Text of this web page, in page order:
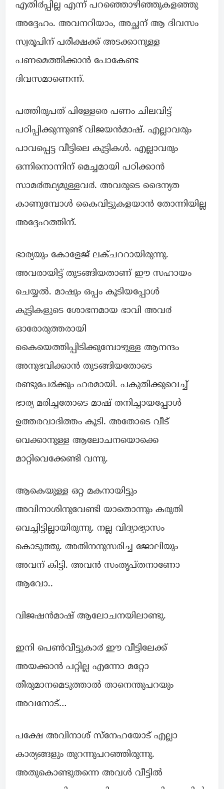
എതി൪പ്പില്ല എന്ന് പറഞ്ഞൊഴിഞ്ഞുകളഞ്ഞു
അദ്ദേഹം. അവനറിയാം, അച്ഛന് ആ ദിവസം
സ്വരൂപിന് പരീക്ഷക്ക് അടക്കാനുള്ള
പണമെത്തിക്കാൻ പോകേണ്ട
ദിവസമാണെന്ന്.
പത്തിരുപത് പിള്ളേരെ പണം ചിലവിട്ട്
പഠിപ്പിക്കുന്നുണ്ട് വിജയൻമാഷ്. എല്ലാവരും
പാവപ്പെട്ട വീട്ടിലെ കുട്ടികൾ. എല്ലാവരും
ഒന്നിനൊന്നിന് മെച്ചമായി പഠിക്കാൻ
സാമ൪ത്ഥ്യമുള്ളവ൪. അവരുടെ ദൈന്യത
കാണുമ്പോൾ കൈവിട്ടുകളയാൻ തോന്നിയില്ല
അദ്ദേഹത്തിന്.
ഭാര്യയും കോളേജ് ലക്ചററായിരുന്നു.
അവരായിട്ട് തുടങ്ങിയതാണ് ഈ സഹായം
ചെയ്യൽ. മാഷും ഒപ്പം കൂടിയപ്പോൾ
കുട്ടികളുടെ ശോഭനമായ ഭാവി അവ൪
ഓരോരുത്തരായി
കൈയെത്തിപ്പിടിക്കുമ്പോഴുള്ള ആനന്ദം
അനുഭവിക്കാൻ തുടങ്ങിയതോടെ
രണ്ടുപേ൪ക്കും ഹരമായി. പകുതിക്കുവെച്ച്
ഭാര്യ മരിച്ചതോടെ മാഷ് തനിച്ചായപ്പോൾ
ഉത്തരവാദിത്തം കൂടി. അതോടെ വീട്
വെക്കാനുള്ള ആലോചനയൊക്കെ
മാറ്റിവെക്കേണ്ടി വന്നു.
ആകെയുള്ള ഒറ്റ മകനായിട്ടും
അവിനാശിനുവേണ്ടി യാതൊന്നും കരുതി
വെച്ചിട്ടില്ലായിരുന്നു. നല്ല വിദ്യാഭ്യാസം
കൊടുത്തു. അതിനനുസരിച്ച ജോലിയും
അവന് കിട്ടി. അവൻ സംതൃപ്തനാണോ
ആവോ..
വിജഷൻമാഷ് ആലോചനയിലാണ്ടു.
ഇനി പെൺവീട്ടുകാ൪ ഈ വീട്ടിലേക്ക്
അയക്കാൻ പറ്റില്ല എന്നോ മറ്റോ
തീരുമാനമെടുത്താൽ താനെന്തുപറയും
അവനോട്…
പക്ഷേ അവിനാശ് സ്നേഹയോട് എല്ലാ
കാര്യങ്ങളും തുറന്നുപറഞ്ഞിരുന്നു.
അതുകൊണ്ടുതന്നെ അവൾ വീട്ടിൽ